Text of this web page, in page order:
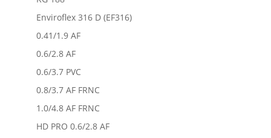
Enviroflex 316 D (EF316)
0.41/1.9 AF
0.6/2.8 AF
0.6/3.7 PVC
0.8/3.7 AF FRNC
1.0/4.8 AF FRNC
HD PRO 0.6/2.8 AF